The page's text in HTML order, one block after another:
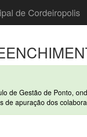
de Cordeiropolis
de Gestão de Ponto,
de apuração dos